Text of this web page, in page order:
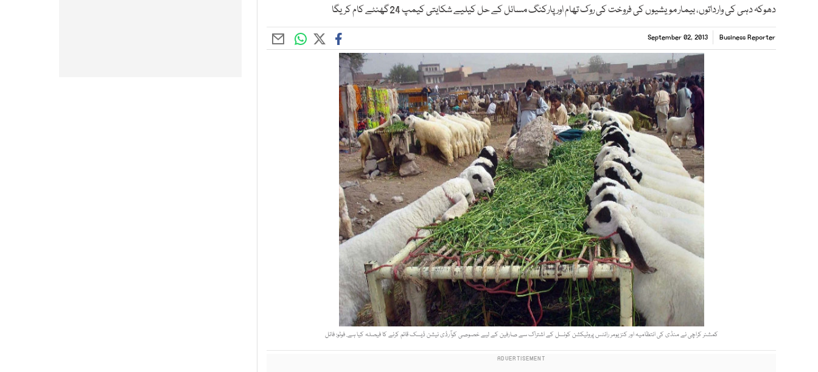
دھوکہ دہی کی وارداتوں، بیمار مویشیوں کی فروخت کی روک تھام اور پارکنگ مسائل کے حل کیلیے شکایتی کیمپ 24گھنٹے کام کریگا
Business Reporter
September 02, 2013
کمشنر کراچی نے منڈی کی انتظامیہ اور کنزیومر رائٹس پروٹیکشن کونسل کے اشتراک سے صارفین کے لیے خصوصی کوآرڈی نیشن ڈیسک قائم کرنے کا فیصلہ کیا ہے. فوٹو: فائل